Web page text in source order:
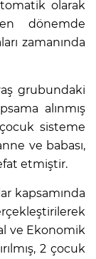
olarak
dönemde
zamanında
grubundaki
alınmış
sisteme
ve babası,
etmiştir.
kapsamında
ve Ekonomik
2 çocuk